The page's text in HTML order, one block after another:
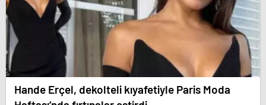
Hande Erçel, dekolteli kıyafetiyle Paris Moda